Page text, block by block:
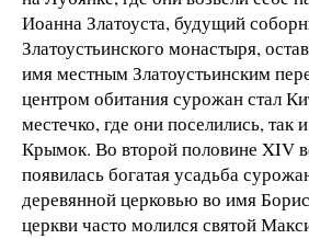
Иоанна Златоуста, будущий
Златоустьинского монастыря,
имя местным Златоустьинским
центром обитания сурожан стал
местечко, где они поселились, так
Крымок. Во второй половине XIV
появилась богатая усадьба
деревянной церковью во имя
церкви часто молился святой